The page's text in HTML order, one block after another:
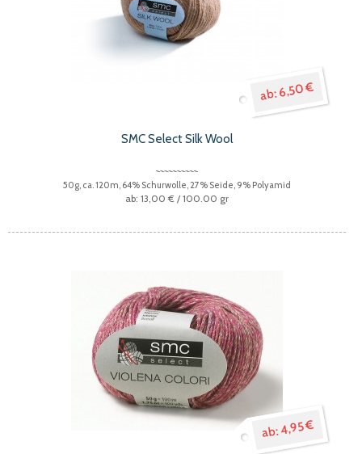
6,50 €
SMC Select Silk Wool
50g, ca. 120m, 64% Schurwolle, 27% Seide, 9% Polyamid
13,00 € / 100.00 gr
4,95 €